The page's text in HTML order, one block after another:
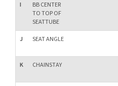
I
BB CENTER
TO TOP OF
SEATTUBE
J SEAT ANGLE
K
CHAINSTAY